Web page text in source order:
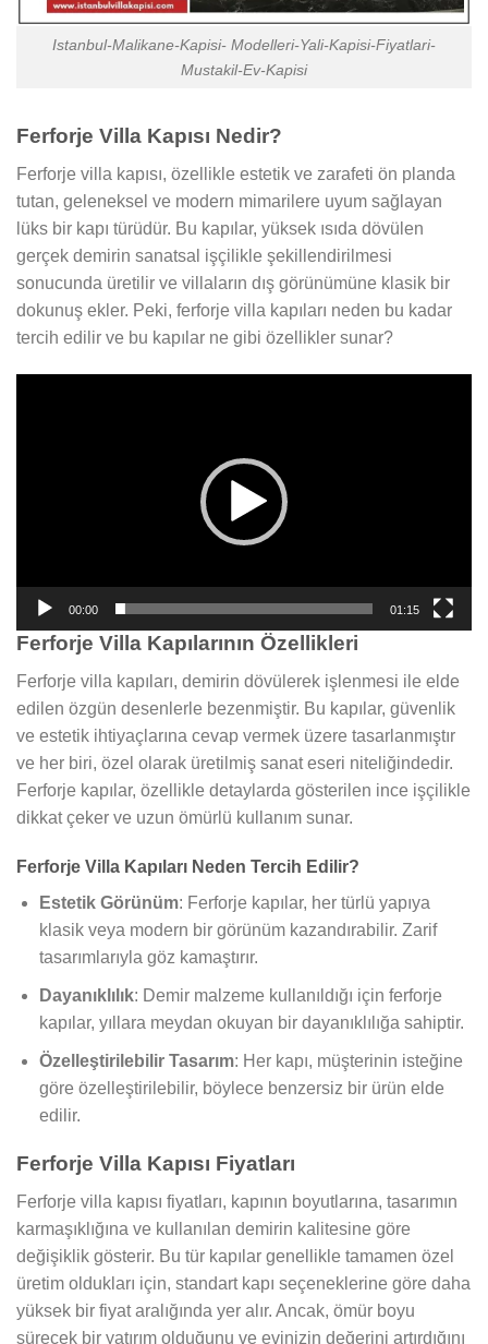
Istanbul-Malikane-Kapisi- Modelleri-Yali-Kapisi-Fiyatlari-
Mustakil-Ev-Kapisi
Ferforje Villa Kapısı Nedir?
Ferforje villa kapısı, özellikle estetik ve zarafeti ön planda
tutan, geleneksel ve modern mimarilere uyum sağlayan
lüks bir kapı türüdür. Bu kapılar, yüksek ısıda dövülen
gerçek demirin sanatsal işçilikle şekillendirilmesi
sonucunda üretilir ve villaların dış görünümüne klasik bir
dokunuş ekler. Peki, ferforje villa kapıları neden bu kadar
tercih edilir ve bu kapılar ne gibi özellikler sunar?
00:00 01:15
Ferforje Villa Kapılarının Özellikleri
Ferforje villa kapıları, demirin dövülerek işlenmesi ile elde
edilen özgün desenlerle bezenmiştir. Bu kapılar, güvenlik
ve estetik ihtiyaçlarına cevap vermek üzere tasarlanmıştır
ve her biri, özel olarak üretilmiş sanat eseri niteliğindedir.
Ferforje kapılar, özellikle detaylarda gösterilen ince işçilikle
dikkat çeker ve uzun ömürlü kullanım sunar.
Ferforje Villa Kapıları Neden Tercih Edilir?
Estetik Görünüm: Ferforje kapılar, her türlü yapıya
klasik veya modern bir görünüm kazandırabilir. Zarif
tasarımlarıyla göz kamaştırır.
Dayanıklılık: Demir malzeme kullanıldığı için ferforje
kapılar, yıllara meydan okuyan bir dayanıklılığa sahiptir.
Özelleştirilebilir Tasarım: Her kapı, müşterinin isteğine
göre özelleştirilebilir, böylece benzersiz bir ürün elde
edilir.
Ferforje Villa Kapısı Fiyatları
Ferforje villa kapısı fiyatları, kapının boyutlarına, tasarımın
karmaşıklığına ve kullanılan demirin kalitesine göre
değişiklik gösterir. Bu tür kapılar genellikle tamamen özel
üretim oldukları için, standart kapı seçeneklerine göre daha
yüksek bir fiyat aralığında yer alır. Ancak, ömür boyu
sürecek bir yatırım olduğunu ve evinizin değerini artırdığını